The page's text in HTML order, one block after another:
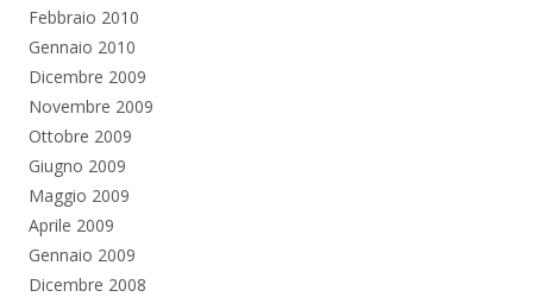
Febbraio 2010
Gennaio 2010
Dicembre 2009
Novembre 2009
Ottobre 2009
Giugno 2009
Maggio 2009
Aprile 2009
Gennaio 2009
Dicembre 2008